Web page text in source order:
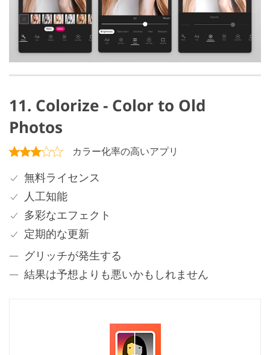
11. Colorize - Color to Old
Photos
カラー化率の高いアプリ
無料ライセンス
人工知能
多彩なエフェクト
定期的な更新
グリッチが発生する
結果は予想よりも悪いかもしれません